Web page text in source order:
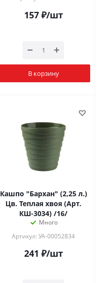
157₽/шт
В корзину
Кашпо "Бархан" (2,25 л.)
Цв. Теплая хвоя (Арт.
КШ-3034) /16/
Много
Артикул: УА-00052834
241 ₽/шт